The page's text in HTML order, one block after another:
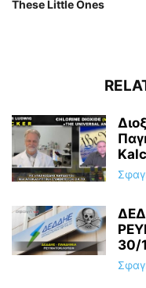
These Little Ones
30/